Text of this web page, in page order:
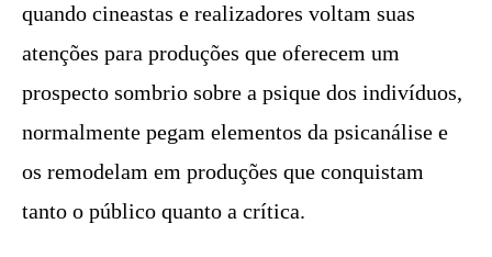
quando cineastas e realizadores voltam suas
atenções para produções que oferecem um
prospecto sombrio sobre a psique dos indivíduos,
normalmente pegam elementos da psicanálise e
os remodelam em produções que conquistam
tanto o público quanto a crítica.